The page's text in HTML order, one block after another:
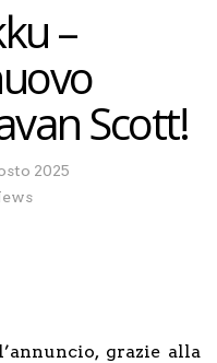
–
Scott!
2025
grazie alla